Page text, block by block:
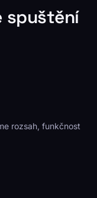
spuštění
rozsah, funkčnost